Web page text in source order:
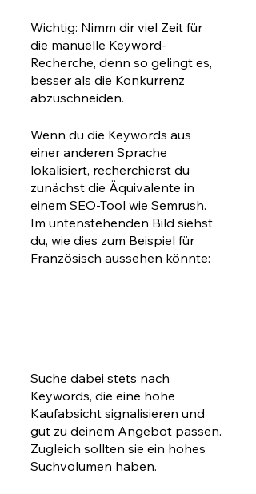
Wichtig: Nimm dir viel Zeit für
die manuelle Keyword-
Recherche, denn so gelingt es,
besser als die Konkurrenz
abzuschneiden.
Wenn du die Keywords aus
einer anderen Sprache
lokalisiert, recherchierst du
zunächst die Äquivalente in
einem SEO-Tool wie Semrush.
Im untenstehenden Bild siehst
du, wie dies zum Beispiel für
Französisch aussehen könnte:
Suche dabei stets nach
Keywords, die eine hohe
Kaufabsicht signalisieren und
gut zu deinem Angebot passen.
Zugleich sollten sie ein hohes
Suchvolumen haben.